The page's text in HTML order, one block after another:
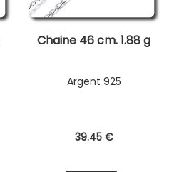
Chaine 46 cm. 1.88 g
Argent 925
39.45 €